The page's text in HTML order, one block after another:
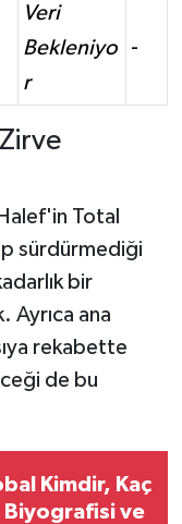
Veri
Bekleniyo
r
-
Total
sürdürmediği
bir
Ayrıca ana
rekabette
de bu
Kimdir, Kaç
Biyografisi ve